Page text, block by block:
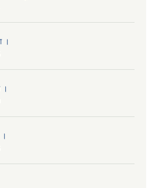
।
।
।